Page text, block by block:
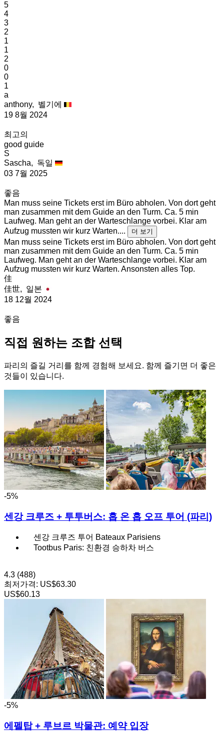
5
4
3
2
1
1
2
0
0
1
a
anthony, 벨기에
19 8월 2024
최고의
good guide
S
Sascha, 독일
03 7월 2025
좋음
Man muss seine Tickets erst im Büro abholen. Von dort geht
man zusammen mit dem Guide an den Turm. Ca. 5 min
Laufweg. Man geht an der Warteschlange vorbei. Klar am
Aufzug mussten wir kurz Warten....
더 보기
Man muss seine Tickets erst im Büro abholen. Von dort geht
man zusammen mit dem Guide an den Turm. Ca. 5 min
Laufweg. Man geht an der Warteschlange vorbei. Klar am
Aufzug mussten wir kurz Warten. Ansonsten alles Top.
佳
佳世, 일본
18 12월 2024
좋음
직접 원하는 조합 선택
파리의 즐길 거리를 함께 경험해 보세요. 함께 즐기면 더 좋은
것들이 있습니다.
-5%
센강 크루즈 + 투투버스: 홉 온 홉 오프 투어 (파리)
센강 크루즈 투어 Bateaux Parisiens
Tootbus Paris: 친환경 승하차 버스
4.3 (488)
최저가격: US$63.30
US$60.13
-5%
에펠탑 + 루브르 박물관: 예약 입장